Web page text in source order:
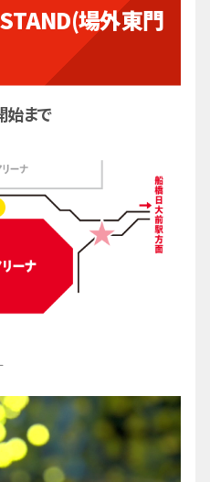
、塩キャラメルでコーテ
にもおつまみにもぴっ
も(茨城戦限定メニュ
してみましたので、お
になっております。
にぎり」
場外東門
始まで